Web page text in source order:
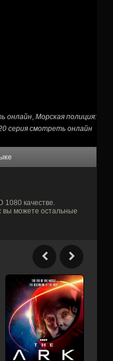
онлайн Морская полиция:
серия смотреть онлайн
качестве.
вы можете остальные